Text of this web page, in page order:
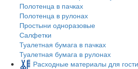
Полотенца в пачках
Полотенца в рулонах
Простыни одноразовые
Салфетки
Туалетная бумага в пачках
Туалетная бумага в рулонах
Расходные материалы для